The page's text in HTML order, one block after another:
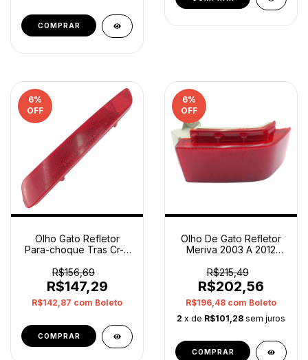
COMPRAR
6%
OFF
Olho Gato Refletor
Para-choque Tras Cr-v
Vermelho
R$156,69
R$147,29
R$142,87 com Boleto
6%
OFF
Olho De Gato Refletor
Meriva 2003 A 2012
R$215,49
R$202,56
R$196,48 com Boleto
2 x de R$101,28 sem juros
COMPRAR